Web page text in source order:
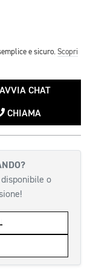
e sicuro. Scopri
CHAT
CHIAMA
o